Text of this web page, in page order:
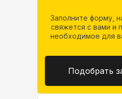
Заполните форму,
свяжется с вами и
необходимое для
Подобрать